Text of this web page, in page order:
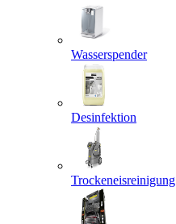
Wasserspender
Desinfektion
Trockeneisreinigung